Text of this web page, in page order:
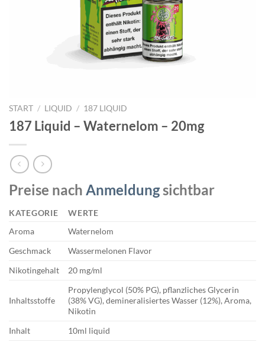
START / LIQUID / 187 LIQUID
187 Liquid – Waternelom – 20mg
Preise nach Anmeldungsichtbar
KATEGORIE
WERTE
Aroma
Waternelom
Geschmack
Wassermelonen Flavor
Nikotingehalt
20 mg/ml
Inhaltsstoffe
Propylenglycol (50% PG), pflanzliches Glycerin
(38% VG), demineralisiertes Wasser (12%), Aroma,
Nikotin
Inhalt
10ml liquid